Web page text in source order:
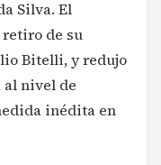
Silva. El
de su
Bitelli, y redujo
nivel de
inédita en